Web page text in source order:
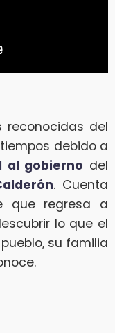
reconocidas del
debido a
al gobierno del
. Cuenta
que regresa a
lo que el
su familia